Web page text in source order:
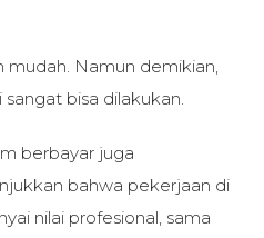
mudah. Namun demikian,
bisa dilakukan.
berbayar juga
bahwa pekerjaan di
nilai profesional, sama